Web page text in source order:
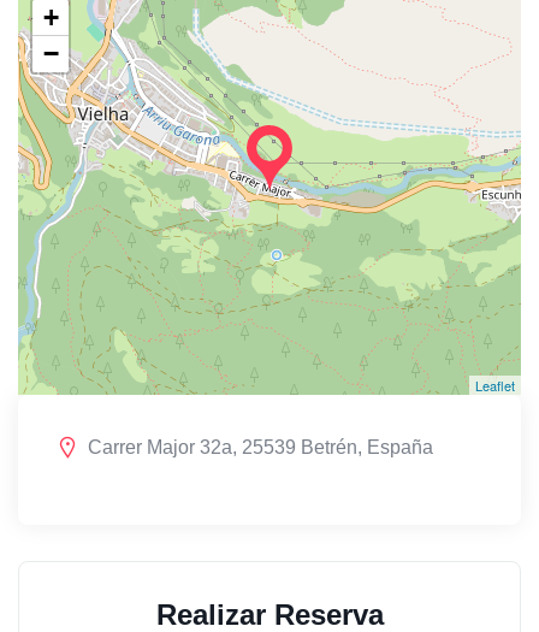
+
−
Leaflet
Carrer Major 32a, 25539 Betrén, España
Realizar Reserva